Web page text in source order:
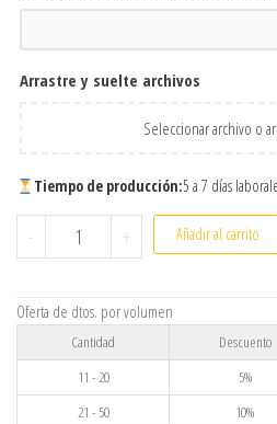
Arrastre y suelte archivos
Seleccionar archivo o
Tiempo de producción:5 a 7 días
- Colgante Barra Personalizado
+ Añadir al carrito
Oferta de dtos. por volumen
Cantidad Descuento
11 - 20
5%
21 - 50
10%